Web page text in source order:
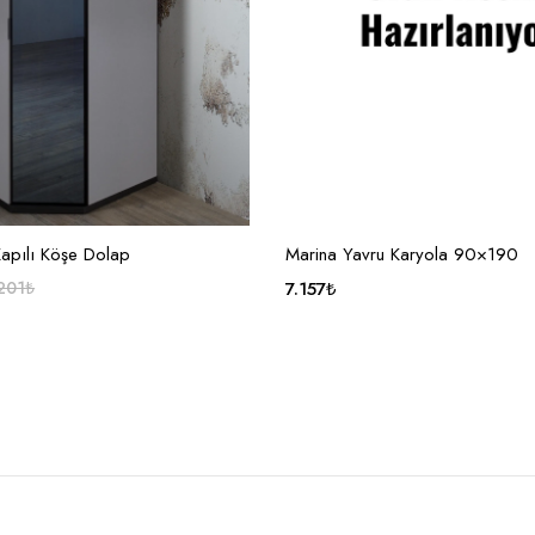
SEPETE EKLE
Köşe Dolap
₺
SEPETE EKLE
Marina Yavru Karyola 90×190
7.157₺